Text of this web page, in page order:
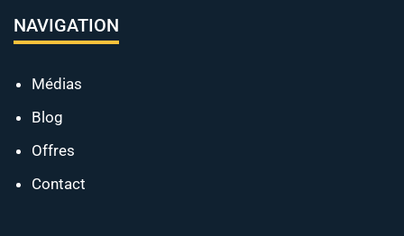
NAVIGATION
Médias
Blog
Offres
Contact